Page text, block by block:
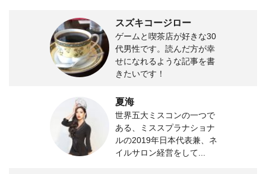
スズキコージロー
ゲームと喫茶店が好きな30
代男性です。読んだ方が幸
せになれるような記事を書
きたいです！
夏海
世界五大ミスコンの一つで
ある、ミススプラナショナ
ルの2019年日本代表兼、ネ
イルサロン経営をして...